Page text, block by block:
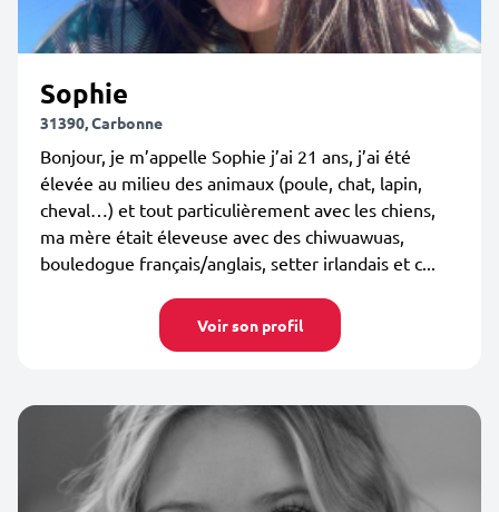
Sophie
31390, Carbonne
Bonjour, je m’appelle Sophie j’ai 21 ans, j’ai été
élevée au milieu des animaux (poule, chat, lapin,
cheval…) et tout particulièrement avec les chiens,
ma mère était éleveuse avec des chiwuawuas,
bouledogue français/anglais, setter irlandais et c...
Voir son profil